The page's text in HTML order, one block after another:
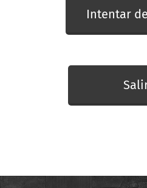
Intentar